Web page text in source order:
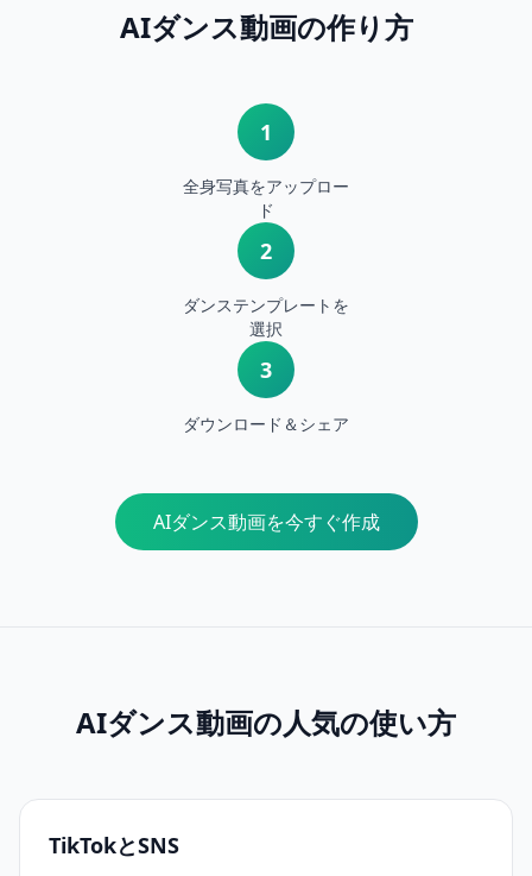
AIダンス動画の作り方
1
全身写真をアップロー
ド
2
ダンステンプレートを
選択
3
ダウンロード＆シェア
AIダンス動画を今すぐ作成
AIダンス動画の人気の使い方
TikTokとSNS